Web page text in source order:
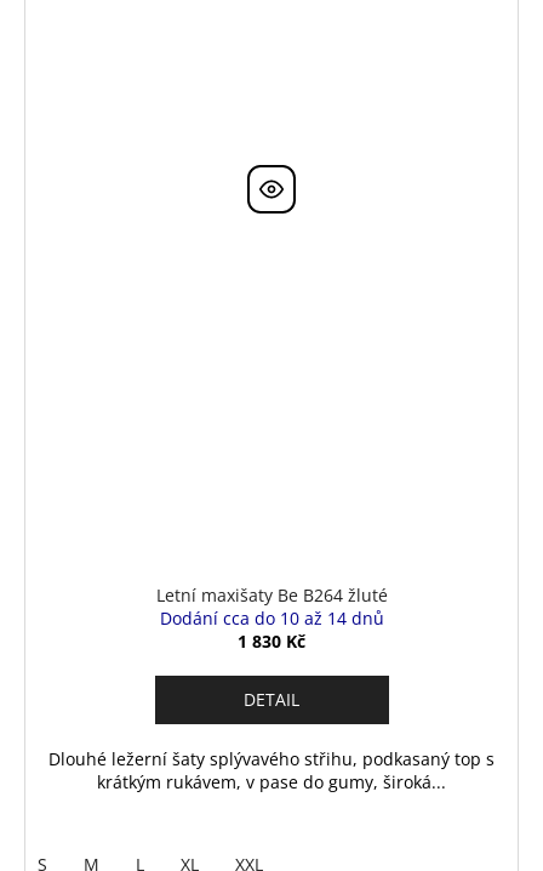
Letní maxišaty Be B264 žluté
Dodání cca do 10 až 14 dnů
1 830 Kč
DETAIL
Dlouhé ležerní šaty splývavého střihu, podkasaný top s
krátkým rukávem, v pase do gumy, široká...
S M L XL XXL